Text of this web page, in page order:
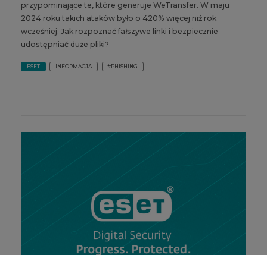
przypominające te, które generuje WeTransfer. W maju
2024 roku takich ataków było o 420% więcej niż rok
wcześniej. Jak rozpoznać fałszywe linki i bezpiecznie
udostępniać duże pliki?
ESET INFORMACJA #PHISHING